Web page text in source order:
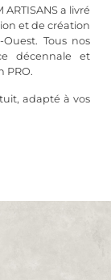
a livré
et de création
Tous nos
décennale et
PRO.
adapté à vos